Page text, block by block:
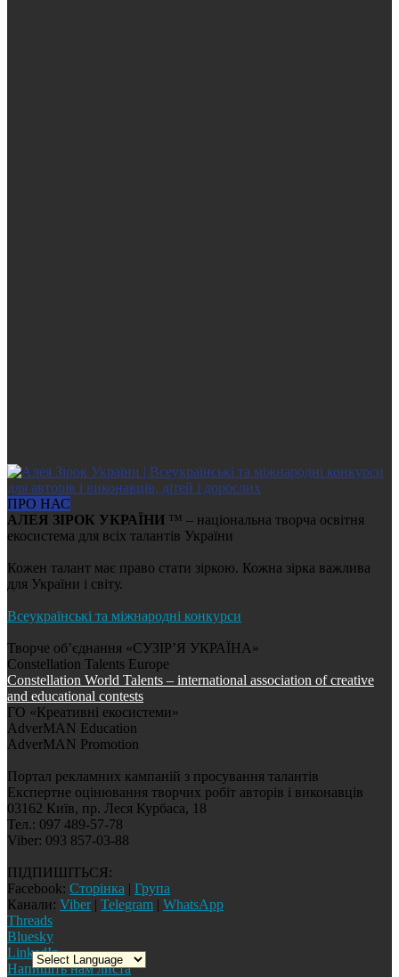
ПРО НАС
АЛЕЯ ЗІРОК УКРАЇНИ ™ – національна творча освітня
екосистема для всіх талантів України
Кожен талант має право стати зіркою. Кожна зірка важлива
для України і світу.
Всеукраїнські та міжнародні конкурси
Творче об’єднання «СУЗІР’Я УКРАЇНА»
Constellation Talents Europe
Constellation World Talents – international association of creative
and educational contests
ГО «Креативні екосистеми»
AdverMAN Education
AdverMAN Promotion
Портал рекламних кампаній з просування талантів
Експертне оцінювання творчих робіт авторів і виконавців
03162 Київ, пр. Леся Курбаса, 18
Тел.: 097 489-57-78
Viber: 093 857-03-88
ПІДПИШІТЬСЯ:
Facebook: Сторінка | Група
Канали: Viber| Telegram | WhatsApp
Threads
Bluesky
LinkedIn
Напишіть нам листа